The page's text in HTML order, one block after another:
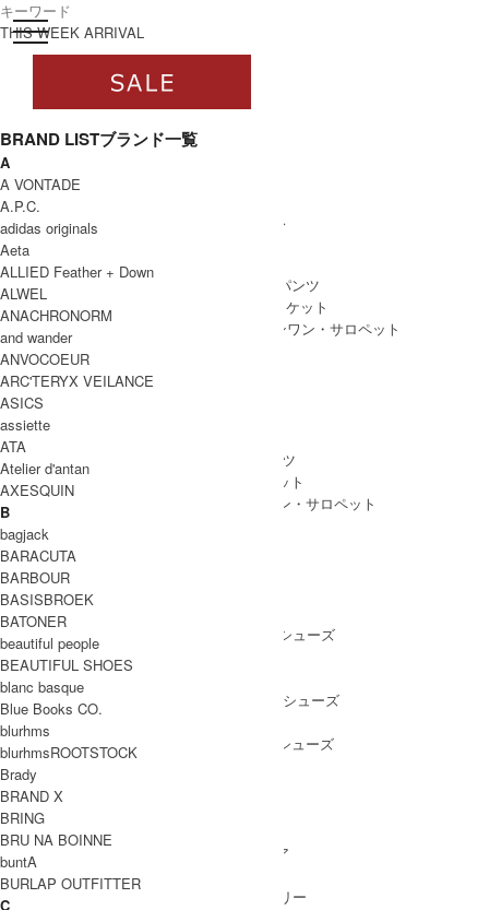
toggle navigation
ログイン
すべて
WOMEN
WOMEN ALL ITEM
/ ワンピース
SKIRT
BOTTOMS
/ ボトムス・パンツ
/ アウター・ジャケット
/ オールインワン・サロペット
MEN
MEN ALL ITEM
/ ボトムス・パンツ
/ アウター・ジャケット
/ オールインワン・サロペット
SHOES
SHOES ALL ITEM
/ ドレスシューズ
BOOTS
PUMPS
/ バレエシューズ
OTHER SHOES
/ その他シューズ
GOODS
GOODS ALL ITEM
/ 帽子・ヘッドウェア
BAG
ACCESSARY
/ アクセサリー
THIS WEEK ARRIVAL
BRAND LISTブランド一覧
A
A VONTADE
A.P.C.
adidas originals
Aeta
ALLIED Feather + Down
ALWEL
ANACHRONORM
and wander
ANVOCOEUR
ARC'TERYX VEILANCE
ASICS
assiette
ATA
Atelier d'antan
AXESQUIN
B
bagjack
BARACUTA
BARBOUR
BASISBROEK
BATONER
beautiful people
BEAUTIFUL SHOES
blanc basque
Blue Books CO.
blurhms
blurhmsROOTSTOCK
Brady
BRAND X
BRING
BRU NA BOINNE
buntA
BURLAP OUTFITTER
C